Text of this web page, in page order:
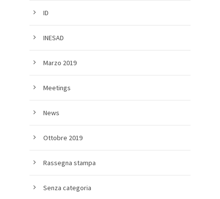
ID
INESAD
Marzo 2019
Meetings
News
Ottobre 2019
Rassegna stampa
Senza categoria